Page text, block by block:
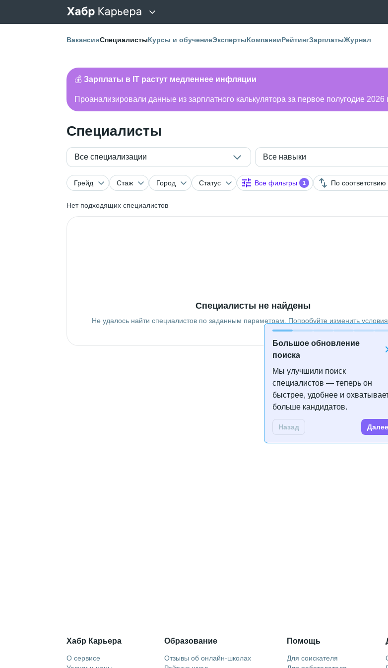
ВакансииСпециалистыКурсы и обучениеЭкспертыКомпанииРейтингЗарплатыЖурнал
💰 Зарплаты в IT растут медленнее инфляции
Проанализировали данные из зарплатного калькулятора за первое полугодие 2026
Специалисты
Все специализации Все навыки
Грейд Стаж Город Статус Все фильтры 1 По соответствию
Нет подходящих специалистов
Большое обновление
поиска
Мы улучшили поиск
специалистов — теперь он
быстрее, удобнее и
больше кандидатов.
Назад Далее
Специалисты не найдены
Не удалось найти специалистов по заданным параметрам. Попробуйте изменить условия
Хабр Карьера
О сервисе
Образование
Отзывы об онлайн-школах
Помощь
Для соискателя